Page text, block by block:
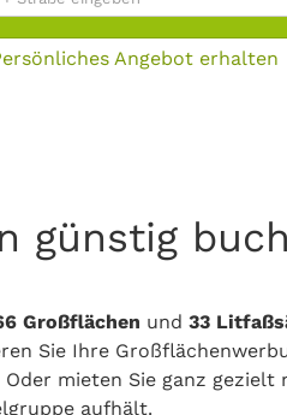
Angebot erhalten
günstig
Großflächen und 33
Sie Ihre
mieten Sie ganz gezielt
aufhält.